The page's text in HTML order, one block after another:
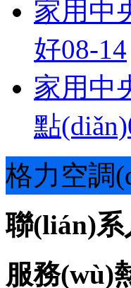
家用中
好08-14
家用中
點(diǎn)
格力空調
聯(lián)系
服務(wù)